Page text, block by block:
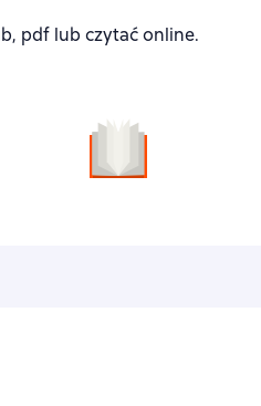
pdf lub czytać online.